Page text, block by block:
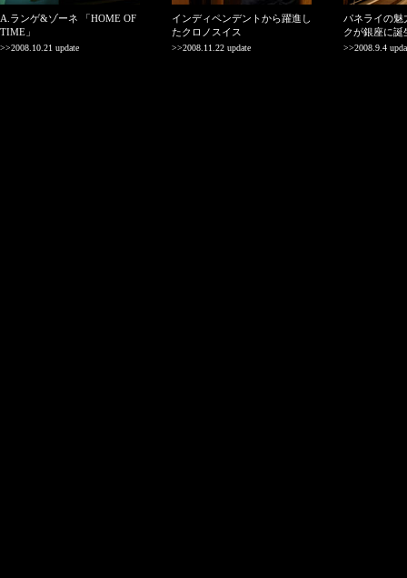
A.ランゲ&ゾーネ 「HOME OF
TIME」
>>2008.10.21 update
インディペンデントから躍進し
たクロノスイス
>>2008.11.22 update
パネライの魅
クが銀座に誕
>>2008.9.4